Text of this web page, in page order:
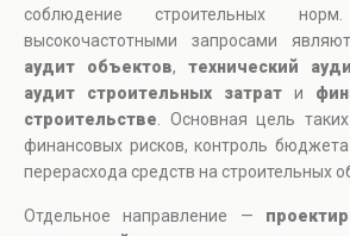
соблюдение строительных
высокочастотными запросами
аудит объектов, технический
аудит строительных затрат и
строительстве . Основная цель
финансовых рисков, контроль
перерасхода средств на строительных
Отдельное направление —